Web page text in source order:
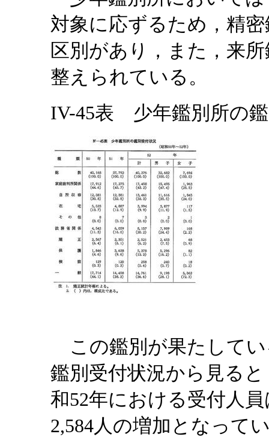
対象に応ずるため，精
区別があり，また，来
整えられている。
IV-45表 少年鑑別所の鑑
この鑑別が果たしてい
鑑別受付状況から見ると
和52年における受付人
2,584人の増加となって